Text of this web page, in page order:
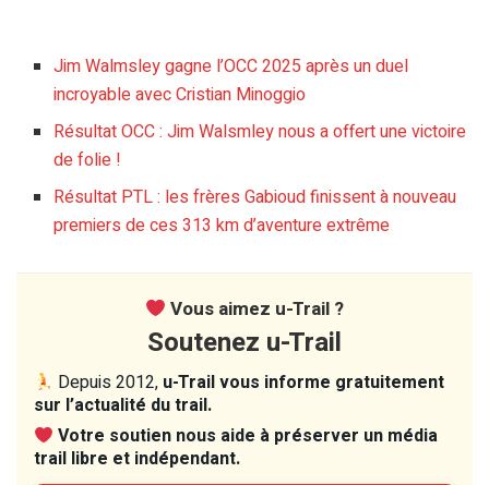
Jim Walmsley gagne l’OCC 2025 après un duel
incroyable avec Cristian Minoggio
Résultat OCC : Jim Walsmley nous a offert une victoire
de folie !
Résultat PTL : les frères Gabioud finissent à nouveau
premiers de ces 313 km d’aventure extrême
Vous aimez u-Trail ?
Soutenez u-Trail
Depuis 2012, u-Trail vous informe gratuitement
sur l’actualité du trail.
Votre soutien nous aide à préserver un média
trail libre et indépendant.